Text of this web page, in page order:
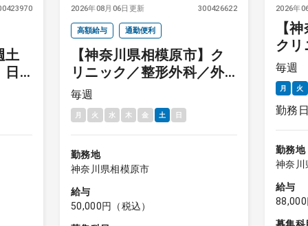
土
2026年08月06日更新 300426622
高額給与 通勤便利
【神奈川県相模原市】ク
リニック／整形外科／外
来・リハビリ・健診／毎
週土曜AM
毎週
月 火 水 木 金 土 日
勤務地
神奈川県相模原市
給与
50,000円（税込）
2026年
【
ク
月
勤
補助
毎週
月 火
勤務
勤務地
神奈川
給与